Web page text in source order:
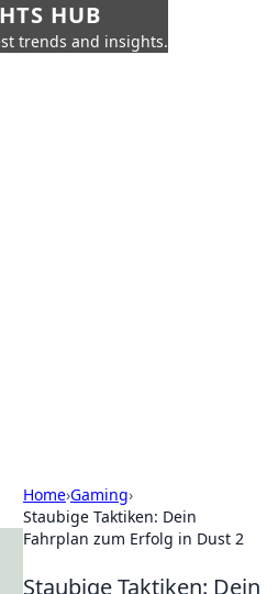
HUB
trends and insights.
Home›Gaming›
Staubige Taktiken: Dein
Fahrplan zum Erfolg in Dust 2
Staubige Taktiken: Dein